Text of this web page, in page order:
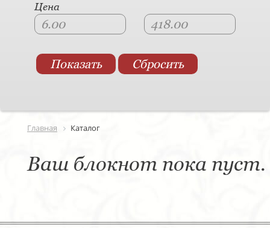
Цена
Главная Каталог
Ваш блокнот пока пуст.